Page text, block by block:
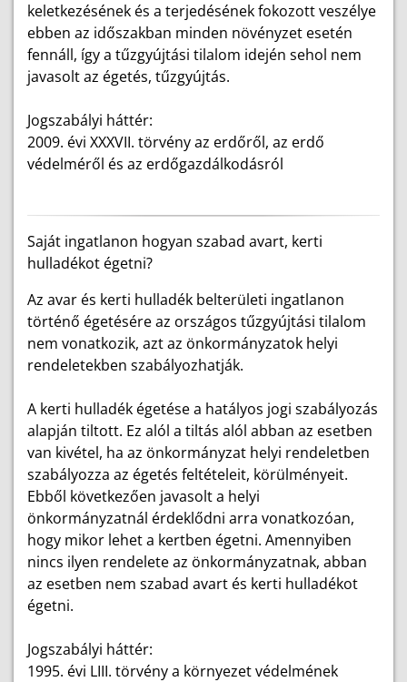
keletkezésének és a terjedésének fokozott veszélye
ebben az időszakban minden növényzet esetén
fennáll, így a tűzgyújtási tilalom idején sehol nem
javasolt az égetés, tűzgyújtás.
Jogszabályi háttér:
2009. évi XXXVII. törvény az erdőről, az erdő
védelméről és az erdőgazdálkodásról
Saját ingatlanon hogyan szabad avart, kerti
hulladékot égetni?
Az avar és kerti hulladék belterületi ingatlanon
történő égetésére az országos tűzgyújtási tilalom
nem vonatkozik, azt az önkormányzatok helyi
rendeletekben szabályozhatják.
A kerti hulladék égetése a hatályos jogi szabályozás
alapján tiltott. Ez alól a tiltás alól abban az esetben
van kivétel, ha az önkormányzat helyi rendeletben
szabályozza az égetés feltételeit, körülményeit.
Ebből következően javasolt a helyi
önkormányzatnál érdeklődni arra vonatkozóan,
hogy mikor lehet a kertben égetni. Amennyiben
nincs ilyen rendelete az önkormányzatnak, abban
az esetben nem szabad avart és kerti hulladékot
égetni.
Jogszabályi háttér:
1995. évi LIII. törvény a környezet védelmének